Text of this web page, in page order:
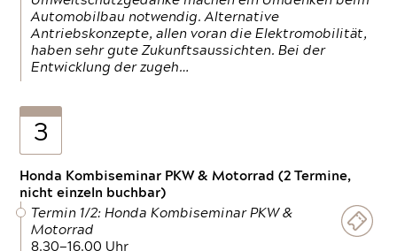
Automobilbau notwendig. Alternative
Antriebskonzepte, allen voran die Elektromobilität,
haben sehr gute Zukunftsaussichten. Bei der
Entwicklung der zugeh…
3
Honda Kombiseminar PKW & Motorrad (2 Termine,
nicht einzeln buchbar)
Termin 1/2: Honda Kombiseminar PKW &
Motorrad
8.30—16.00 Uhr